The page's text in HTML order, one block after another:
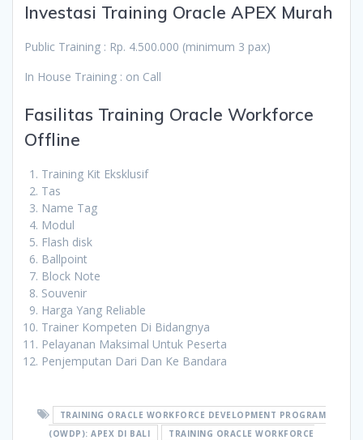
Investasi Training Oracle APEX Murah
Public Training : Rp. 4.500.000 (minimum 3 pax)
In House Training : on Call
Fasilitas Training Oracle Workforce
Offline
Training Kit Eksklusif
Tas
Name Tag
Modul
Flash disk
Ballpoint
Block Note
Souvenir
Harga Yang Reliable
Trainer Kompeten Di Bidangnya
Pelayanan Maksimal Untuk Peserta
Penjemputan Dari Dan Ke Bandara
TRAINING ORACLE WORKFORCE DEVELOPMENT PROGRAM
(OWDP): APEX DI BALI
TRAINING ORACLE WORKFORCE